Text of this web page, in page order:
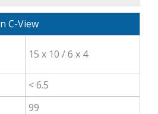
C-View
15 x 10 / 6 x 4
< 6.5
99